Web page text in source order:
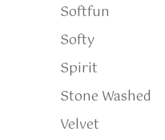
Softfun
Softy
Spirit
Stone Washed
Velvet